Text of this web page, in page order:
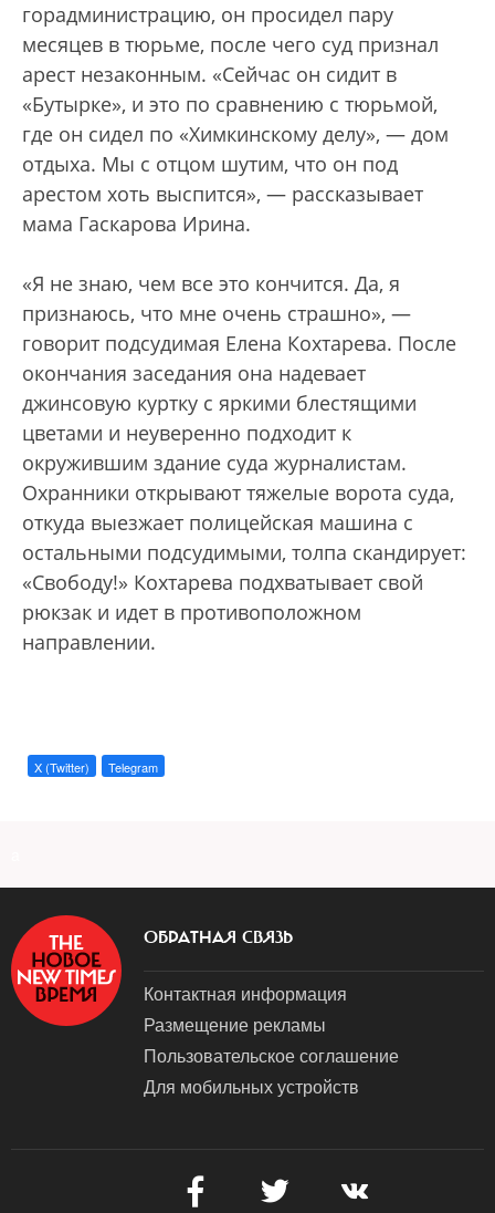
горадминистрацию, он просидел пару
месяцев в тюрьме, после чего суд признал
арест незаконным. «Сейчас он сидит в
«Бутырке», и это по сравнению с тюрьмой,
где он сидел по «Химкинскому делу», — дом
отдыха. Мы с отцом шутим, что он под
арестом хоть выспится», — рассказывает
мама Гаскарова Ирина.
«Я не знаю, чем все это кончится. Да, я
признаюсь, что мне очень страшно», —
говорит подсудимая Елена Кохтарева. После
окончания заседания она надевает
джинсовую куртку с яркими блестящими
цветами и неуверенно подходит к
окружившим здание суда журналистам.
Охранники открывают тяжелые ворота суда,
откуда выезжает полицейская машина с
остальными подсудимыми, толпа скандирует:
«Свободу!» Кохтарева подхватывает свой
рюкзак и идет в противоположном
направлении.
X (Twitter) Telegram
ОБРАТНАЯ СВЯЗЬ
Контактная информация
Размещение рекламы
Пользовательское соглашение
Для мобильных устройств